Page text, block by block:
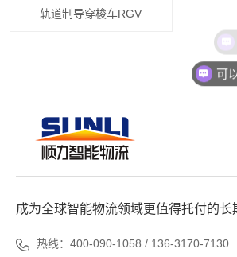
轨道制导穿梭车RGV
成为全球智能物流领域更值得托付的长
热线：400-090-1058 / 136-3170-7130